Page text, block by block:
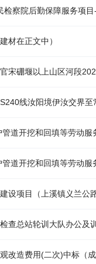
检察院后勤保障服务项
建材在正文中）
以上山区河段2024-2026年度
线汝阳境伊汝交界至
道开挖和回填等劳动服
道开挖和回填等劳动服
建设项目（上溪镇义兰公路东侧
查总站轮训大队办公及
改造费用(二次)中标（